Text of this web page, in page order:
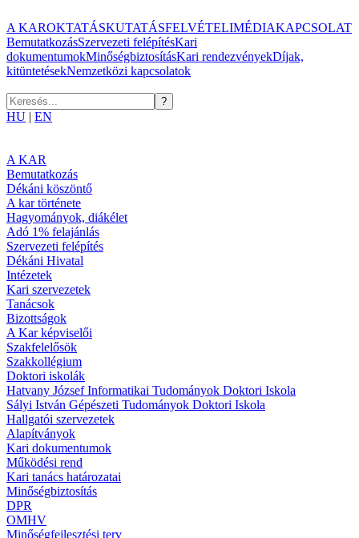
A KAROKTATÁSKUTATÁSFELVÉTELIMÉDIAKAPCSOLAT
BemutatkozásSzervezeti felépítésKari
dokumentumokMinőségbiztosításKari rendezvényekDíjak,
kitüntetésekNemzetközi kapcsolatok
HU | EN
A KAR
Bemutatkozás
Dékáni köszöntő
A kar története
Hagyományok, diákélet
Adó 1% felajánlás
Szervezeti felépítés
Dékáni Hivatal
Intézetek
Kari szervezetek
Tanácsok
Bizottságok
A Kar képviselői
Szakfelelősök
Szakkollégium
Doktori iskolák
Hatvany József Informatikai Tudományok Doktori Iskola
Sályi István Gépészeti Tudományok Doktori Iskola
Hallgatói szervezetek
Alapítványok
Kari dokumentumok
Működési rend
Kari tanács határozatai
Minőségbiztosítás
DPR
OMHV
Minőségfejlesztési terv